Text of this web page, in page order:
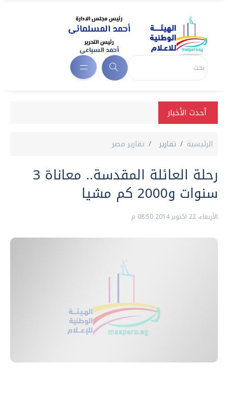
أحدث الأخبار
الرئيسية تقارير تقارير مصر
رحلة العائلة المقدسة.. معاناة 3
سنوات و2000 كم مشيا
الأربعاء، 22 اكتوبر 2014 08:50 م